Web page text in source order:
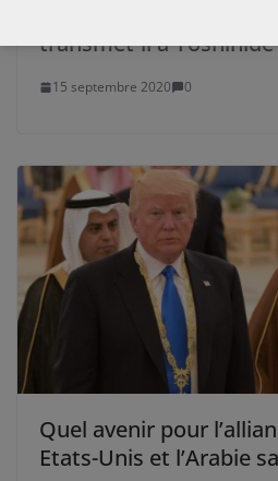
transmet-il à Yoshihide
15 septembre 2020 0
Quel avenir pour
Etats-Unis et l’Arabie